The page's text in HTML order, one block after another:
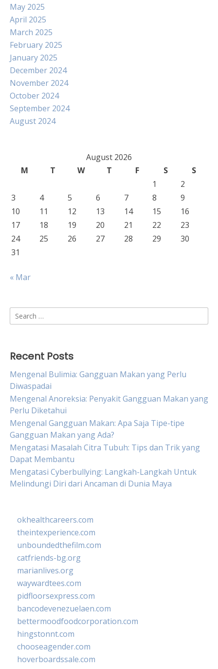
May 2025
April 2025
March 2025
February 2025
January 2025
December 2024
November 2024
October 2024
September 2024
August 2024
August 2026
M
T W T F S
S
1
2
3
4 5 6 7 8
9
10
11 12 13 14 15
16
17
18 19 20 21 22
23
24
25 26 27 28 29
30
31
« Mar
Search
for:
Recent Posts
Mengenal Bulimia: Gangguan Makan yang Perlu
Diwaspadai
Mengenal Anoreksia: Penyakit Gangguan Makan yang
Perlu Diketahui
Mengenal Gangguan Makan: Apa Saja Tipe-tipe
Gangguan Makan yang Ada?
Mengatasi Masalah Citra Tubuh: Tips dan Trik yang
Dapat Membantu
Mengatasi Cyberbullying: Langkah-Langkah Untuk
Melindungi Diri dari Ancaman di Dunia Maya
okhealthcareers.com
theintexperience.com
unboundedthefilm.com
catfriends-bg.org
marianlives.org
waywardtees.com
pidfloorsexpress.com
bancodevenezuelaen.com
bettermoodfoodcorporation.com
hingstonnt.com
chooseagender.com
hoverboardssale.com